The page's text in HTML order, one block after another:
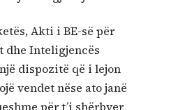
Akti i BE-së për
Inteligjencës
dispozitë që i lejon
vendet nëse ato janë
për t’i shërbyer